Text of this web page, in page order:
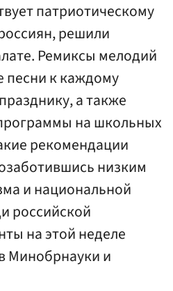
патриотическому
решили
Ремиксы мелодий
песни к каждому
а также
на школьных
рекомендации
низким
и национальной
российской
на этой неделе
Минобрнауки и